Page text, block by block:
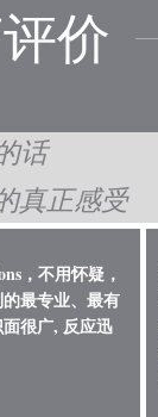
价
话
真正感受
，不用怀疑，
最专业、最有
很广, 反应迅